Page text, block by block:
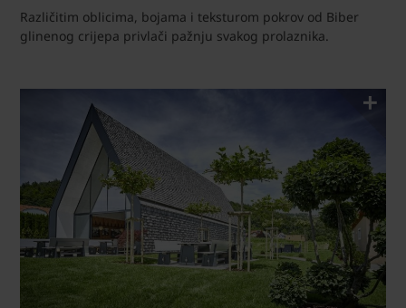
Različitim oblicima, bojama i teksturom pokrov od Biber
glinenog crijepa privlači pažnju svakog prolaznika.